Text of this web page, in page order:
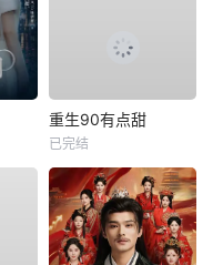
重生90有点甜
已完结